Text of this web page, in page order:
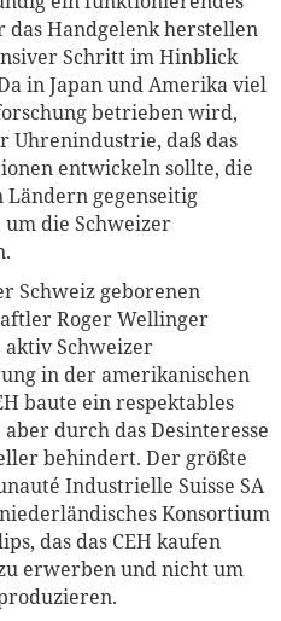
Handgelenk herstellen
Schritt im Hinblick
in Japan und Amerika viel
betrieben wird,
Uhrenindustrie, daß das
entwickeln sollte, die
gegenseitig
die Schweizer
Schweiz geborenen
Roger Wellinger
Schweizer
in der amerikanischen
baute ein respektables
durch das Desinteresse
behindert. Der größte
Industrielle Suisse SA
Konsortium
das das CEH kaufen
erwerben und nicht um